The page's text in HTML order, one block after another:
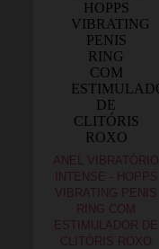
ANEL VIBRATÓRIO
INTENSE - HOPPS
VIBRATING PENIS
RING COM
ESTIMULADOR DE
CLITÓRIS ROXO